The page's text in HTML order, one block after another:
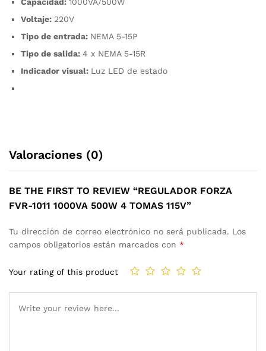
Voltaje: 220V
Tipo de entrada: NEMA 5-15P
Tipo de salida: 4 x NEMA 5-15R
Indicador visual: Luz LED de estado
Valoraciones (0)
BE THE FIRST TO REVIEW “REGULADOR FORZA
FVR-1011 1000VA 500W 4 TOMAS 115V”
Tu dirección de correo electrónico no será publicada. Los
campos obligatorios están marcados con *
Your rating of this product